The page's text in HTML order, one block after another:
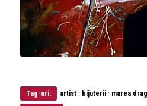
Tag-uri: artist · bijuterii · marea